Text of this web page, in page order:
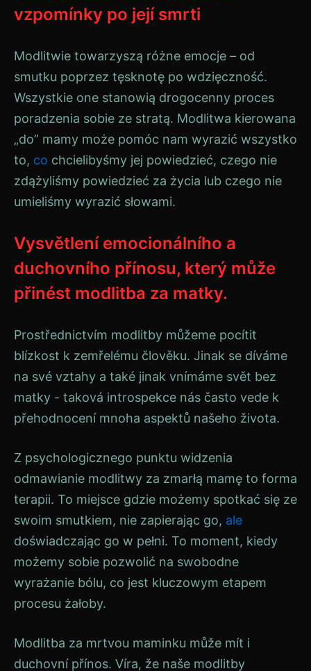
vzpomínky po její smrti
Modlitwie towarzyszą różne emocje – od
smutku poprzez tęsknotę po wdzięczność.
Wszystkie one stanowią drogocenny proces
poradzenia sobie ze stratą. Modlitwa kierowana
„do” mamy może pomóc nam wyrazić wszystko
to, co chcielibyśmy jej powiedzieć, czego nie
zdążyliśmy powiedzieć za życia lub czego nie
umieliśmy wyrazić słowami.
Vysvětlení emocionálního a
duchovního přínosu, který může
přinést modlitba za matky.
Prostřednictvím modlitby můžeme pocítit
blízkost k zemřelému člověku. Jinak se díváme
na své vztahy a také jinak vnímáme svět bez
matky - taková introspekce nás často vede k
přehodnocení mnoha aspektů našeho života.
Z psychologicznego punktu widzenia
odmawianie modlitwy za zmarłą mamę to forma
terapii. To miejsce gdzie możemy spotkać się ze
swoim smutkiem, nie zapierając go, ale
doświadczając go w pełni. To moment, kiedy
możemy sobie pozwolić na swobodne
wyrażanie bólu, co jest kluczowym etapem
procesu żałoby.
Modlitba za mrtvou maminku může mít i
duchovní přínos. Víra, že naše modlitby